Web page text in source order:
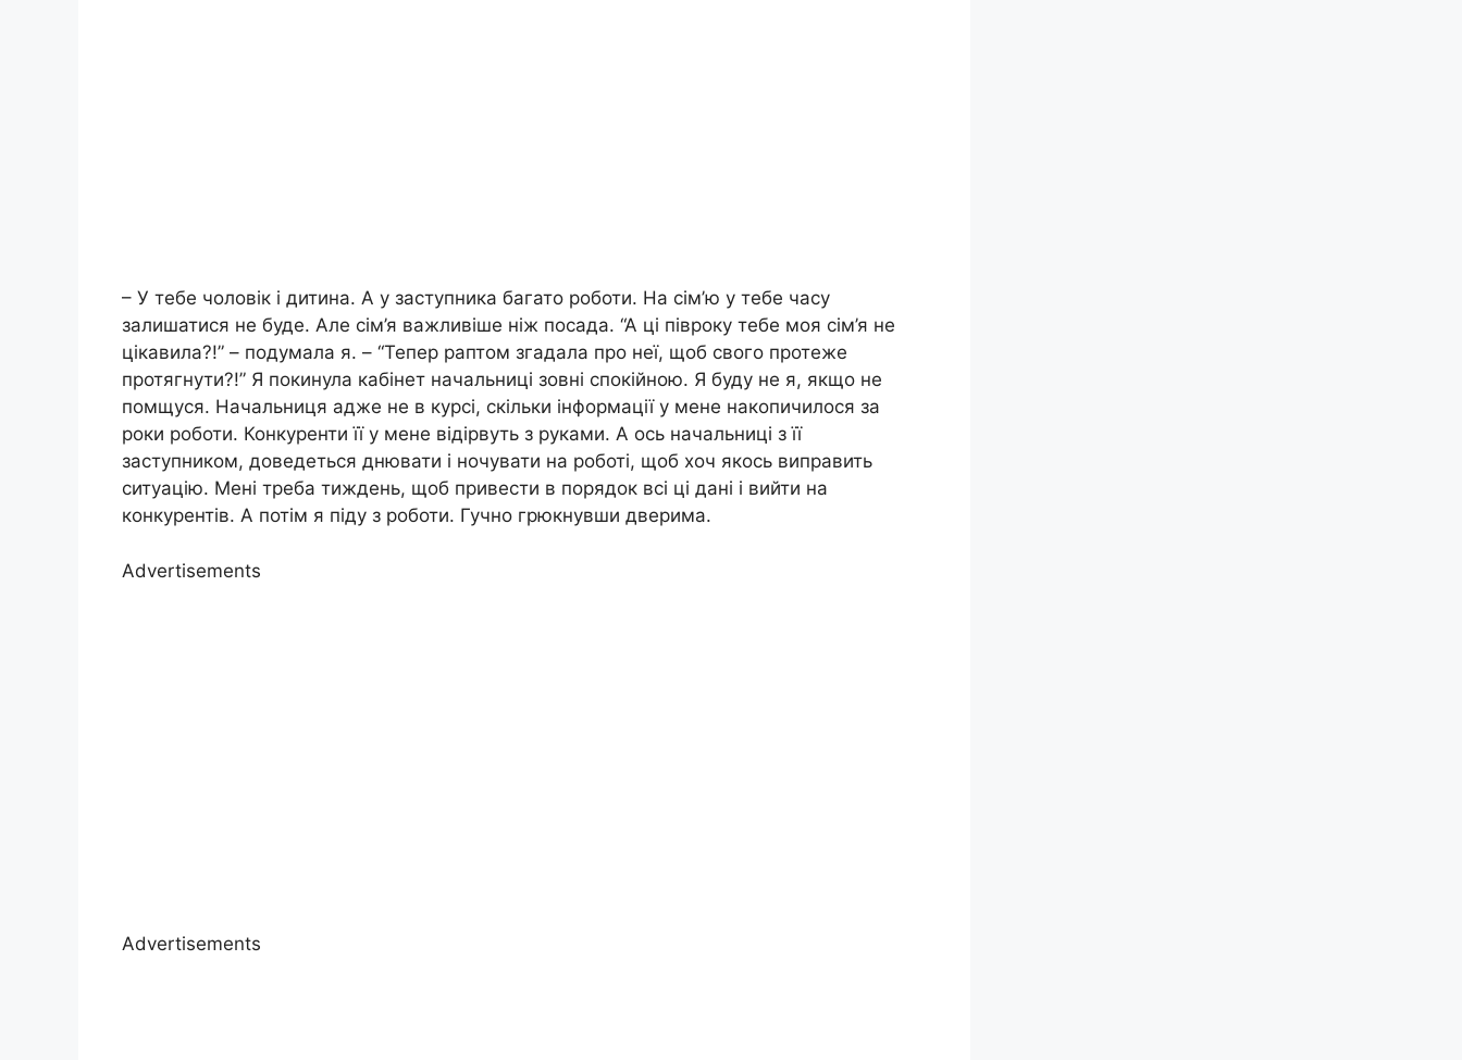
– У тебе чоловік і дитина. А у заступника багато роботи. На сім’ю у тебе часу
залишатися не буде. Але сім’я важливіше ніж посада. “А ці півроку тебе моя сім’я не
цікавила?!” – подумала я. – “Тепер раптом згадала про неї, щоб свого протеже
протягнути?!” Я покинула кабінет начальниці зовні спокійною. Я буду не я, якщо не
помщуся. Начальниця адже не в курсі, скільки інформації у мене накопичилося за
роки роботи. Конкуренти її у мене відірвуть з руками. А ось начальниці з її
заступником, доведеться днювати і ночувати на роботі, щоб хоч якось виправить
ситуацію. Мені треба тиждень, щоб привести в порядок всі ці дані і вийти на
конкурентів. А потім я піду з роботи. Гучно грюкнувши дверима.
Advertisements
Advertisements